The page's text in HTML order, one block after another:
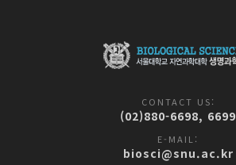
CONTACT US:
(02)880-6698, 6699
E-MAIL:
biosci@snu.ac.kr